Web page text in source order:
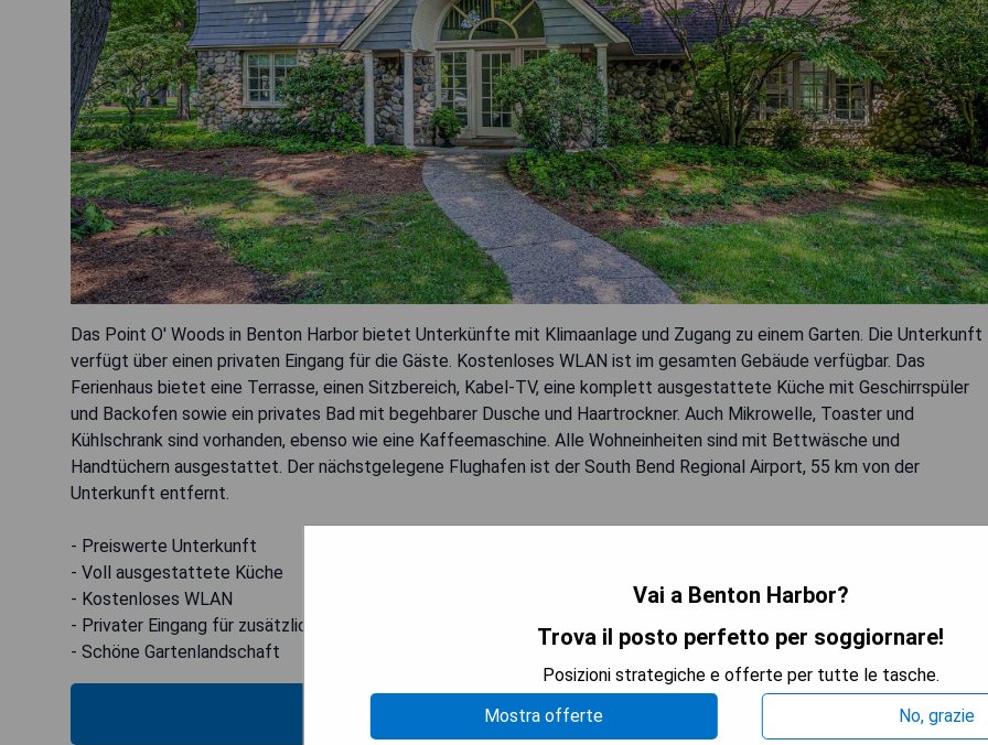
Das Point O' Woods in Benton Harbor bietet Unterkünfte mit Klimaanlage und Zugang zu einem Garten. Die Unterkunft
verfügt über einen privaten Eingang für die Gäste. Kostenloses WLAN ist im gesamten Gebäude verfügbar. Das
Ferienhaus bietet eine Terrasse, einen Sitzbereich, Kabel-TV, eine komplett ausgestattete Küche mit Geschirrspüler
und Backofen sowie ein privates Bad mit begehbarer Dusche und Haartrockner. Auch Mikrowelle, Toaster und
Kühlschrank sind vorhanden, ebenso wie eine Kaffeemaschine. Alle Wohneinheiten sind mit Bettwäsche und
Handtüchern ausgestattet. Der nächstgelegene Flughafen ist der South Bend Regional Airport, 55 km von der
Unterkunft entfernt.
- Preiswerte Unterkunft
- Voll ausgestattete Küche
- Kostenloses WLAN
- Privater Eingang für zusätzlichen Komfort
- Schöne Gartenlandschaft
MOSTRA I PREZZI
Vai a Benton Harbor?
Trova il posto perfetto per soggiornare!
Posizioni strategiche e offerte per tutte le tasche.
Mostra offerte
No, grazie